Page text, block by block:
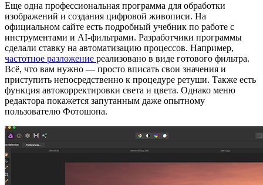
Еще одна профессиональная программа для обработки
изображений и создания цифровой живописи. На
официальном сайте есть подробный учебник по работе с
инструментами и AI-фильтрами. Разработчики программы
сделали ставку на автоматизацию процессов. Например,
частотное разложение реализовано в виде готового фильтра.
Всё, что вам нужно — просто вписать свои значения и
приступить непосредственно к процедуре ретуши. Также есть
функция автокорректировки света и цвета. Однако меню
редактора покажется запутанным даже опытному
пользователю Фотошопа.